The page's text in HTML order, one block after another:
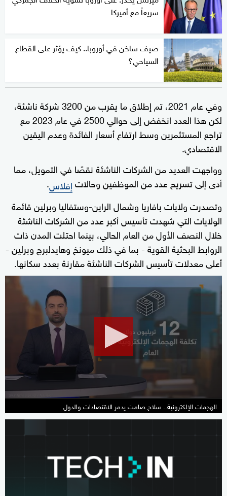
سريعاً مع أميركا
صيف ساخن في أوروبا.. كيف يؤثر على القطاع
السياحي؟
وفي عام 2021، تم إطلاق ما يقرب من 3200 شركة ناشئة،
لكن هذا العدد انخفض إلى حوالي 2500 في عام 2023 مع
تراجع المستثمرين وسط ارتفاع أسعار الفائدة وعدم اليقين
الاقتصادي.
وواجهت العديد من الشركات الناشئة نقصًا في التمويل، مما
أدى إلى تسريح عدد من الموظفين وحالاتإفلاس.
وتصدرت ولايات بافاريا وشمال الراين-وستفاليا وبرلين قائمة
الولايات التي شهدت تأسيس أكبر عدد من الشركات الناشئة
خلال النصف الأول من العام الحالي، بينما احتلت المدن ذات
الروابط البحثية القوية - بما في ذلك ميونخ وهايدلبرج وبرلين -
أعلى معدلات تأسيس الشركات الناشئة مقارنة بعدد سكانها.
seconds
minute,
الهجمات الإلكترونية.. سلاح صامت يدمر الاقتصادات والدول